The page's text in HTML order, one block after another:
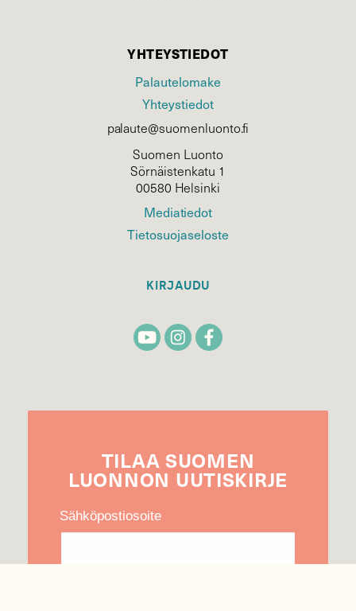
YHTEYSTIEDOT
Palautelomake
Yhteystiedot
palaute@suomenluonto.fi
Suomen Luonto
Sörnäistenkatu 1
00580 Helsinki
Mediatiedot
Tietosuojaseloste
KIRJAUDU
TILAA SUOMEN
LUONNON UUTIS­KIRJE
Sähköpostiosoite